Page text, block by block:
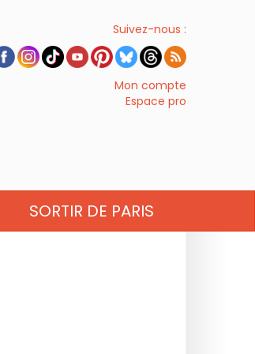
Suivez-nous :
Mon compte
Espace pro
SORTIR DE PARIS